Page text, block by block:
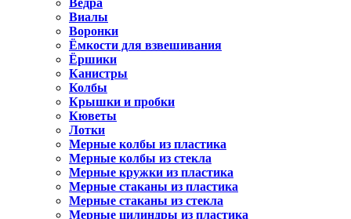
Вёдра
Виалы
Воронки
Ёмкости для взвешивания
Ёршики
Канистры
Колбы
Крышки и пробки
Кюветы
Лотки
Мерные колбы из пластика
Мерные колбы из стекла
Мерные кружки из пластика
Мерные стаканы из пластика
Мерные стаканы из стекла
Мерные цилиндры из пластика